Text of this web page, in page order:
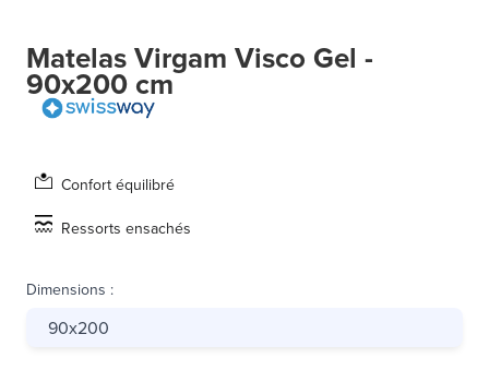
Matelas Virgam Visco Gel -
90x200 cm
Confort équilibré
Ressorts ensachés
Dimensions :
90x200